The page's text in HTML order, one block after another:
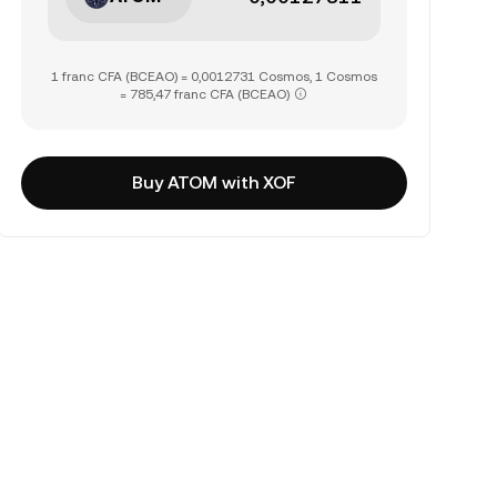
1 franc CFA (BCEAO) = 0,0012731 Cosmos, 1 Cosmos
= 785,47 franc CFA (BCEAO)
Buy ATOM with XOF